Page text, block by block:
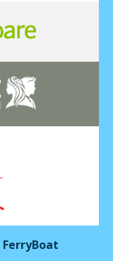
FerryBoat